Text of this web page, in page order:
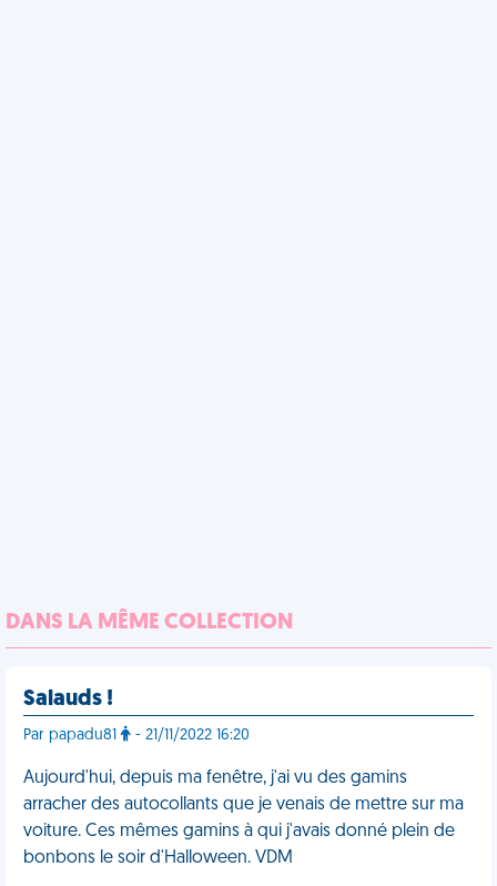
DANS LA MÊME COLLECTION
Salauds !
Par papadu81 - 21/11/2022 16:20
Aujourd'hui, depuis ma fenêtre, j'ai vu des gamins
arracher des autocollants que je venais de mettre sur ma
voiture. Ces mêmes gamins à qui j'avais donné plein de
bonbons le soir d'Halloween. VDM